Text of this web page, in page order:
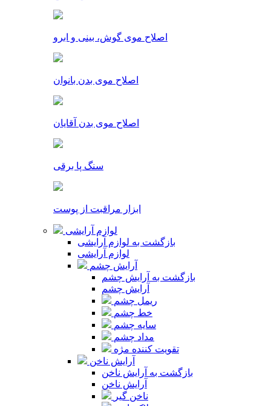
اصلاح موی گوش، بینی و ابرو
اصلاح موی بدن بانوان
اصلاح موی بدن آقایان
سنگ پا برقی
ابزار مراقبت از پوست
لوازم آرایشی
بازگشت به لوازم آرایشی
لوازم آرایشی
آرایش چشم
بازگشت به آرایش چشم
آرایش چشم
ریمل چشم
خط چشم
سایه چشم
مداد چشم
تقویت کننده مژه
آرایش ناخن
بازگشت به آرایش ناخن
آرایش ناخن
ناخن گیر